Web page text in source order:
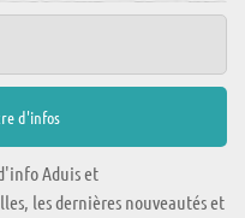
Aduis et
les dernières nouveautés et